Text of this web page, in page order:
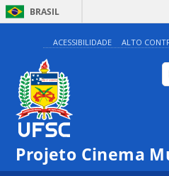
BRASIL
ACESSIBILIDADE ALTO
Projeto Cinema